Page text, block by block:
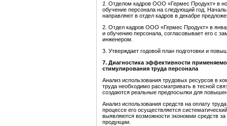
1. Отделом кадров ООО «Гермес Продукт» в
обучение персонала на следующий год.
направляют в отдел кадров в декабре
2. Отдел кадров ООО «Гермес Продукт» в
и обучению персонала, согласовывает его с
инженером.
3. Утверждает годовой план подготовки и
7. Диагностика эффективности
стимулирования труда персонала
Анализ использования трудовых ресурсов в
труда необходимо рассматривать в тесной
создаются реальные предпосылки для
Анализ использования средств на оплату
процессе его осуществляется
выявляются возможности экономии средств
продукции.